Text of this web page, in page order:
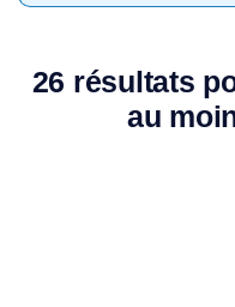
26 résultats
au